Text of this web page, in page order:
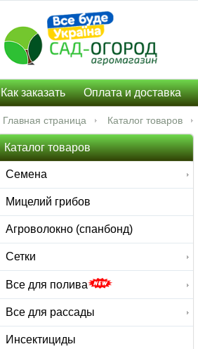
Как заказать Оплата и доставка
Главная страница Каталог товаров
Каталог товаров
Семена
Мицелий грибов
Агроволокно (спанбонд)
Сетки
Все для полива
Все для рассады
Инсектициды